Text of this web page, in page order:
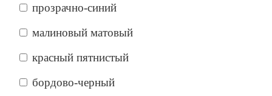
прозрачно-синий
малиновый матовый
красный пятнистый
бордово-черный